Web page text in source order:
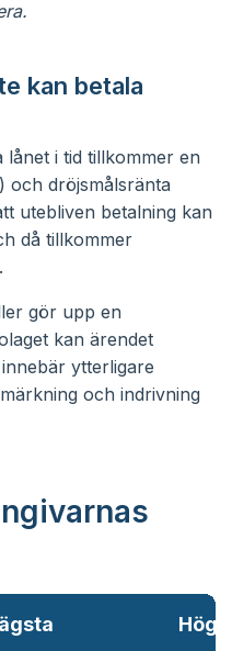
kan betala
lånet i tid tillkommer en
och dröjsmålsränta
utebliven betalning kan
då tillkommer
gör upp en
kan ärendet
ytterligare
och indrivning